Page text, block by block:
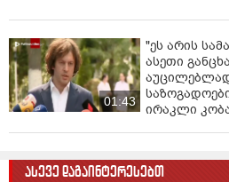
01:43
"ეს არის
ასეთი
ირაკლი
ასევე დაგაინტერესებთ